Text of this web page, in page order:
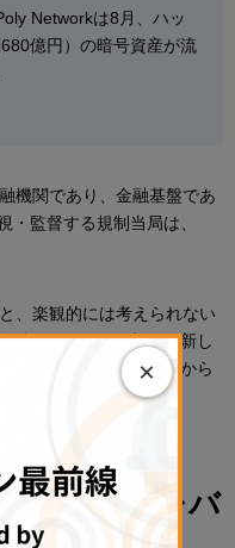
Networkは8月、ハッ
680億円）の暗号資産が流
機関であり、金融基盤であ
・監督する規制当局は、
、楽観的には考えられない
融システムを刷新する新し
局が利用者保護の観点から
ょう。
注力するレバ
×